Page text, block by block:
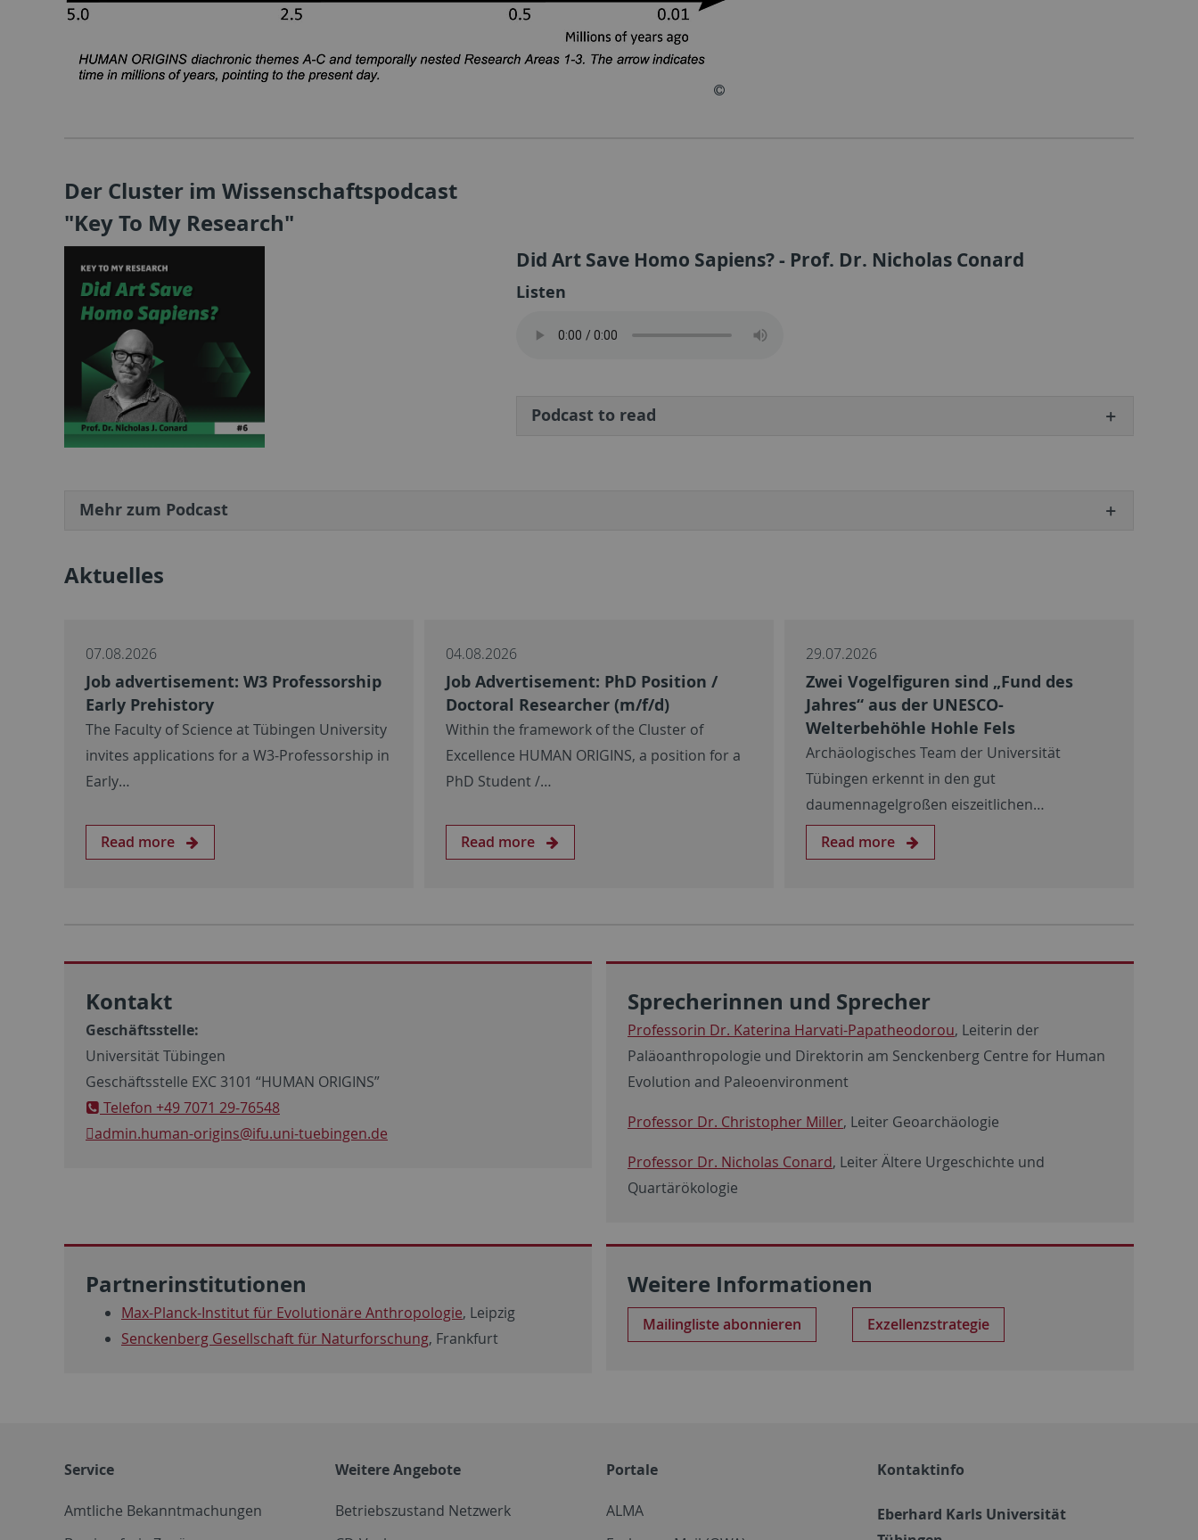
Der Cluster im Wissenschaftspodcast
"Key To My Research"
Did Art Save Homo Sapiens? - Prof. Dr. Nicholas Conard
Listen
Podcast to read
Mehr zum Podcast
Aktuelles
07.08.2026
Job advertisement: W3 Professorship
Early Prehistory
The Faculty of Science at Tübingen University
invites applications for a W3-Professorship in
Early…
Read more
04.08.2026
Job Advertisement: PhD Position /
Doctoral Researcher (m/f/d)
Within the framework of the Cluster of
Excellence HUMAN ORIGINS, a position for a
PhD Student /…
Read more
29.07.2026
Zwei Vogelfiguren sind „Fund des
Jahres“ aus der UNESCO-
Welterbehöhle Hohle Fels
Archäologisches Team der Universität
Tübingen erkennt in den gut
daumennagelgroßen eiszeitlichen…
Read more
Kontakt
Geschäftsstelle:
Universität Tübingen
Geschäftsstelle EXC 3101 “HUMAN ORIGINS”
Telefon +49 7071 29-76548
admin.human-origins@ifu.uni-tuebingen.de
Sprecherinnen und Sprecher
Professorin Dr. Katerina Harvati-Papatheodorou, Leiterin der
Paläoanthropologie und Direktorin am Senckenberg Centre for Human
Evolution and Paleoenvironment
Professor Dr. Christopher Miller, Leiter Geoarchäologie
Professor Dr. Nicholas Conard, Leiter Ältere Urgeschichte und
Quartärökologie
Partnerinstitutionen
Max-Planck-Institut für Evolutionäre Anthropologie, Leipzig
Senckenberg Gesellschaft für Naturforschung, Frankfurt
Weitere Informationen
Mailingliste abonnieren Exzellenzstrategie
Service
Amtliche Bekanntmachungen
Weitere Angebote
Betriebszustand Netzwerk
Portale
ALMA
Kontaktinfo
Eberhard Karls Universität